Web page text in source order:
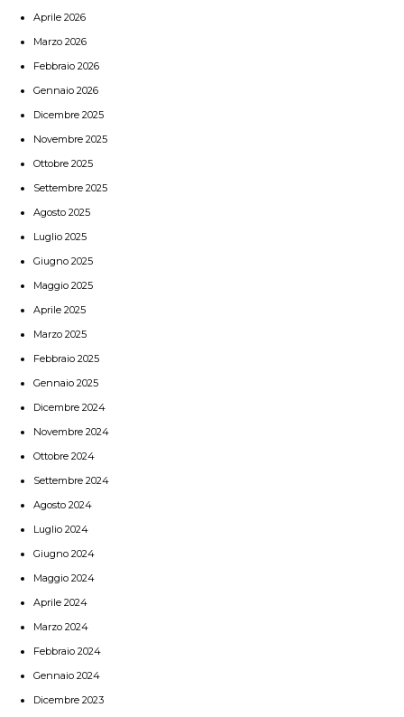
Aprile 2026
Marzo 2026
Febbraio 2026
Gennaio 2026
Dicembre 2025
Novembre 2025
Ottobre 2025
Settembre 2025
Agosto 2025
Luglio 2025
Giugno 2025
Maggio 2025
Aprile 2025
Marzo 2025
Febbraio 2025
Gennaio 2025
Dicembre 2024
Novembre 2024
Ottobre 2024
Settembre 2024
Agosto 2024
Luglio 2024
Giugno 2024
Maggio 2024
Aprile 2024
Marzo 2024
Febbraio 2024
Gennaio 2024
Dicembre 2023